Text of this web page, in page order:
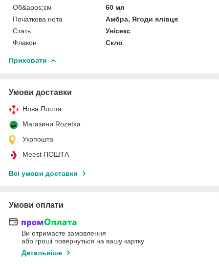
Об&apos;єм
60 мл
Початкова нота
Амбра, Ягоди ялівця
Стать
Унісекс
Флакон
Скло
Приховати
Умови доставки
Нова Пошта
Магазини Rozetka
Укрпошта
Meest ПОШТА
Всі умови доставки
Умови оплати
Ви отримаєте замовлення
або гроші повернуться на вашу картку
Детальніше